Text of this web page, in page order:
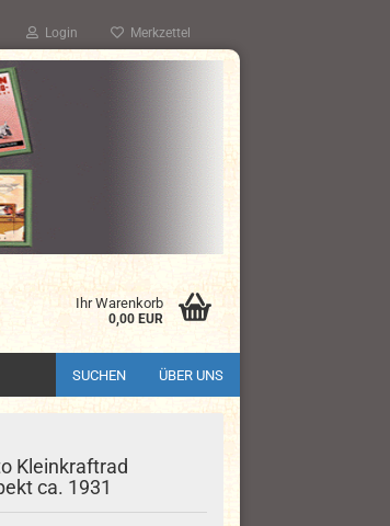
Login Merkzettel
Ihr Warenkorb
0,00 EUR
SUCHEN ÜBER UNS
Kleinkraftrad
ca. 1931